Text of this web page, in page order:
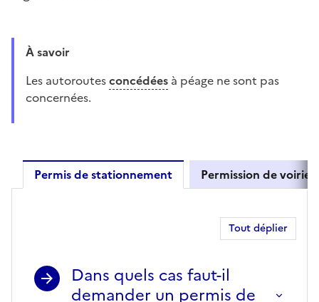
À savoir
Les autoroutesconcédées à péage ne sont pas
concernées.
Permis de stationnement Permission de voirie
Permis de stationnement
Tout déplier
Dans quels cas faut-il
demander un permis de